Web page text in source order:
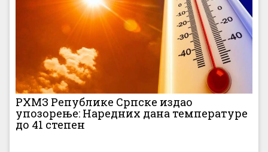
РХМЗ Републике Српске издао
упозорење: Наредних дана температуре
до 41 степен